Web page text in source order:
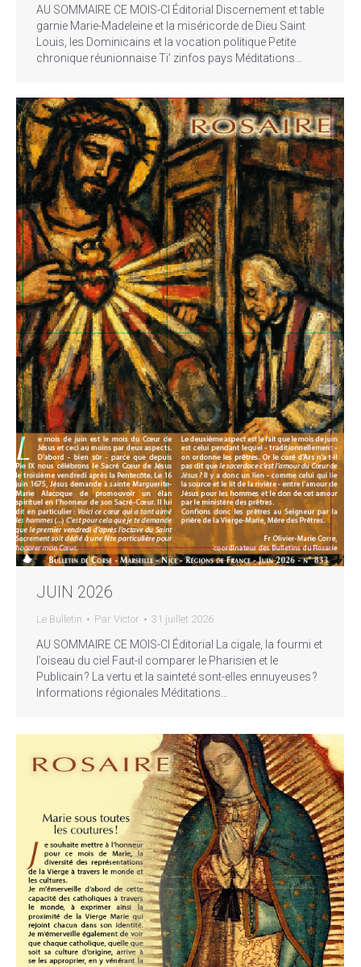
AU SOMMAIRE CE MOIS-CI Éditorial Discernement et table
garnie Marie-Madeleine et la miséricorde de Dieu Saint
Louis, les Dominicains et la vocation politique Petite
chronique réunionnaise Ti’ zinfos pays Méditations…
JUIN 2026
Le Bulletin Par Victor 31 juillet 2026
AU SOMMAIRE CE MOIS-CI Éditorial La cigale, la fourmi et
l’oiseau du ciel Faut-il comparer le Pharisien et le
Publicain ? La vertu et la sainteté sont-elles ennuyeuses ?
Informations régionales Méditations…